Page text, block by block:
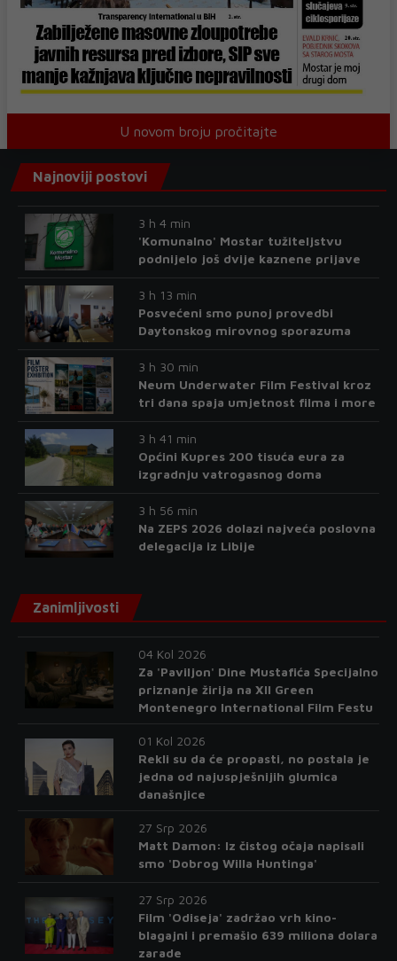
U novom broju pročitajte
Najnoviji postovi
3 h 4 min
'Komunalno' Mostar tužiteljstvu
podnijelo još dvije kaznene prijave
3 h 13 min
Posvećeni smo punoj provedbi
Daytonskog mirovnog sporazuma
3 h 30 min
Neum Underwater Film Festival kroz
tri dana spaja umjetnost filma i more
3 h 41 min
Općini Kupres 200 tisuća eura za
izgradnju vatrogasnog doma
3 h 56 min
Na ZEPS 2026 dolazi najveća poslovna
delegacija iz Libije
Zanimljivosti
04 Kol 2026
Za 'Paviljon' Dine Mustafića Specijalno
priznanje žirija na XII Green
Montenegro International Film Festu
01 Kol 2026
Rekli su da će propasti, no postala je
jedna od najuspješnijih glumica
današnjice
27 Srp 2026
Matt Damon: Iz čistog očaja napisali
smo 'Dobrog Willa Huntinga'
27 Srp 2026
Film 'Odiseja' zadržao vrh kino-
blagajni i premašio 639 miliona dolara
zarade